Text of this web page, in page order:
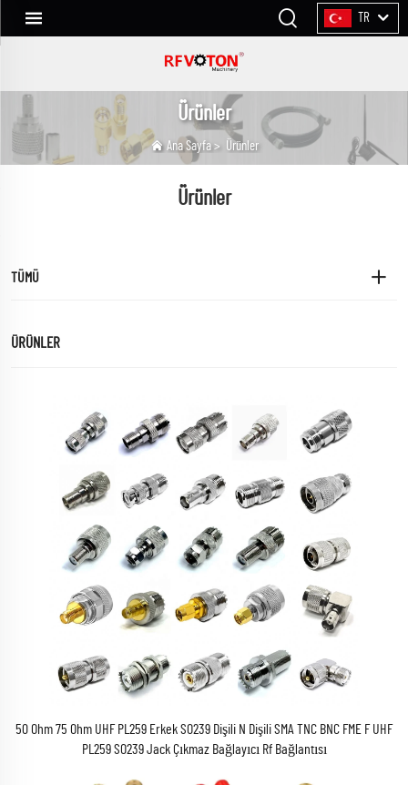
TR
Ürünler
Ana Sayfa> Ürünler
Ürünler
TÜMÜ
ÜRÜNLER
50 Ohm 75 Ohm UHF PL259 Erkek SO239 Dişili N Dişili SMA TNC BNC FME F UHF
PL259 SO239 Jack Çıkmaz Bağlayıcı Rf Bağlantısı